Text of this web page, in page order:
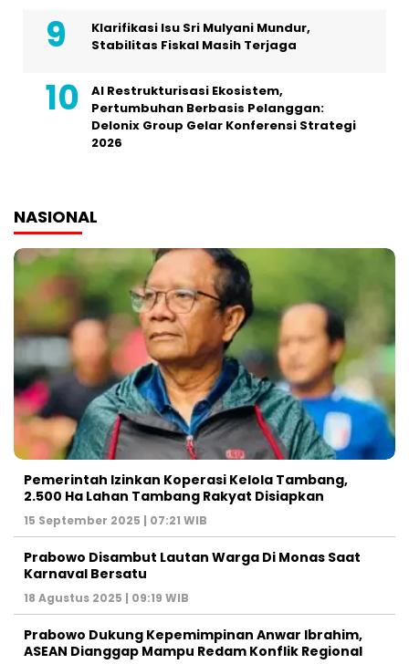
Klarifikasi Isu Sri Mulyani Mundur,
Stabilitas Fiskal Masih Terjaga
AI Restrukturisasi Ekosistem,
Pertumbuhan Berbasis Pelanggan:
Delonix Group Gelar Konferensi Strategi
2026
NASIONAL
Pemerintah Izinkan Koperasi Kelola Tambang,
2.500 Ha Lahan Tambang Rakyat Disiapkan
15 September 2025 | 07:21 WIB
Prabowo Disambut Lautan Warga Di Monas Saat
Karnaval Bersatu
18 Agustus 2025 | 09:19 WIB
Prabowo Dukung Kepemimpinan Anwar Ibrahim,
ASEAN Dianggap Mampu Redam Konflik Regional